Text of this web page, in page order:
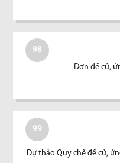
98
Đơn đề cử,
99
Dự thảo Quy chế đề cử,